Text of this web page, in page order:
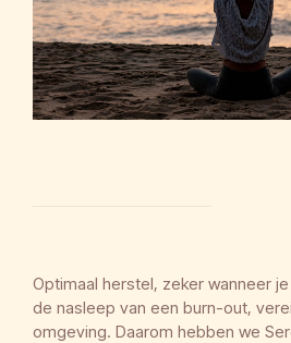
Optimaal herstel, zeker wanneer
de nasleep van een burn-out,
omgeving. Daarom hebben we